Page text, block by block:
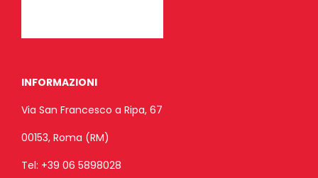
INFORMAZIONI
Via San Francesco a Ripa, 67
00153, Roma (RM)
Tel: +39 06 5898028